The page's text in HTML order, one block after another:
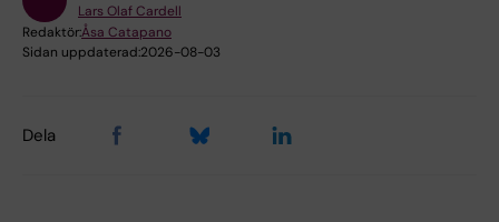
Lars Olaf Cardell
Redaktör:Åsa Catapano
Sidan uppdaterad:2026-08-03
Dela